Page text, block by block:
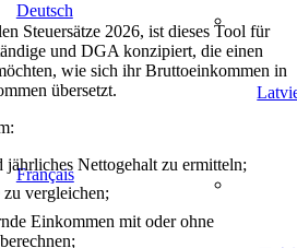
Deutsch
Français
Steuersätze 2026, ist dieses Tool für
und DGA konzipiert, die einen
wie sich ihr Bruttoeinkommen in
übersetzt.
jährliches Nettogehalt zu ermitteln;
zu vergleichen;
Einkommen mit oder ohne